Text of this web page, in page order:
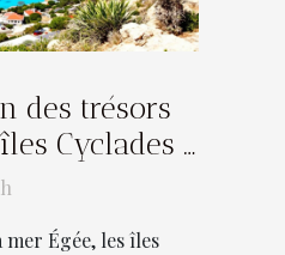
des trésors
Cyclades :
activités
mer Égée, les îles